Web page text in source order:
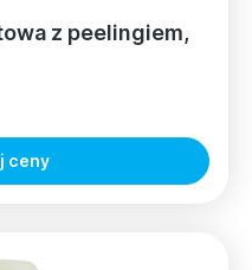
z peelingiem,
ceny